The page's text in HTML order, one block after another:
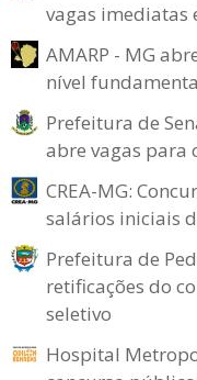
vagas imediatas
AMARP - MG
nível
Prefeitura de
abre vagas para
CREA-MG:
salários iniciais
Prefeitura de
retificações do
seletivo
Hospital